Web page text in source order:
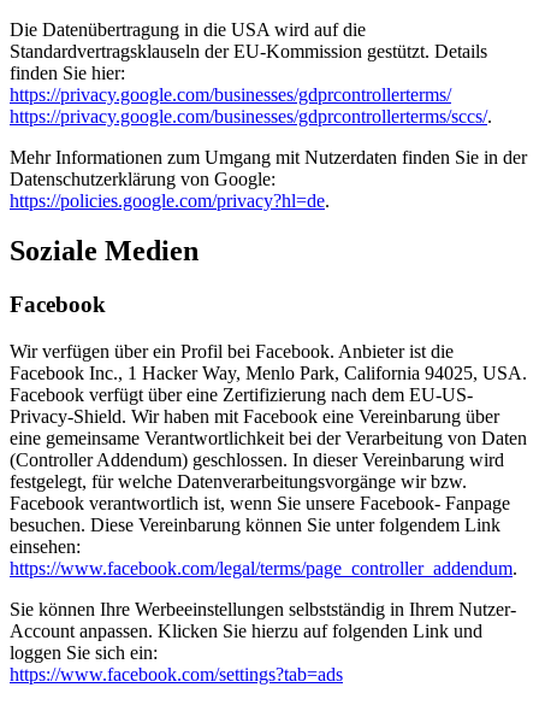
Die Datenübertragung in die USA wird auf die
Standardvertragsklauseln der EU-Kommission gestützt. Details
finden Sie hier:
https://privacy.google.com/businesses/gdprcontrollerterms/
https://privacy.google.com/businesses/gdprcontrollerterms/sccs/.
Mehr Informationen zum Umgang mit Nutzerdaten finden Sie in der
Datenschutzerklärung von Google:
https://policies.google.com/privacy?hl=de.
Soziale Medien
Facebook
Wir verfügen über ein Profil bei Facebook. Anbieter ist die
Facebook Inc., 1 Hacker Way, Menlo Park, California 94025, USA.
Facebook verfügt über eine Zertifizierung nach dem EU-US-
Privacy-Shield. Wir haben mit Facebook eine Vereinbarung über
eine gemeinsame Verantwortlichkeit bei der Verarbeitung von Daten
(Controller Addendum) geschlossen. In dieser Vereinbarung wird
festgelegt, für welche Datenverarbeitungsvorgänge wir bzw.
Facebook verantwortlich ist, wenn Sie unsere Facebook- Fanpage
besuchen. Diese Vereinbarung können Sie unter folgendem Link
einsehen:
https://www.facebook.com/legal/terms/page_controller_addendum.
Sie können Ihre Werbeeinstellungen selbstständig in Ihrem Nutzer-
Account anpassen. Klicken Sie hierzu auf folgenden Link und
loggen Sie sich ein:
https://www.facebook.com/settings?tab=ads